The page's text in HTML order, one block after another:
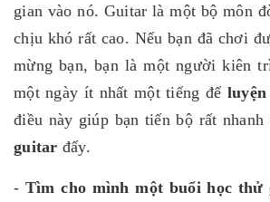
gian vào nó. Guitar là một bộ môn
chịu khó rất cao. Nếu bạn đã chơi
mừng bạn, bạn là một người kiên
một ngày ít nhất một tiếng để
điều này giúp bạn tiến bộ rất nhanh
guitar đấy.
- Tìm cho mình một buổi học thử